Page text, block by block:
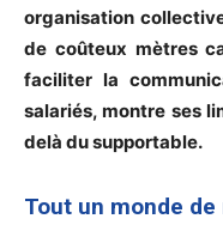
organisation
de coûteux mètres
faciliter la
salariés, montre ses
delà du supportable.
Tout un monde